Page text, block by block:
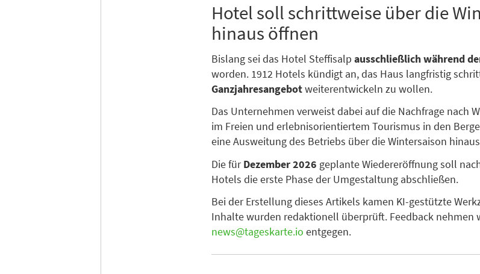
Hotel soll schrittweise über die
hinaus öffnen
Bislang sei das Hotel Steffisalp ausschließlich während
worden. 1912 Hotels kündigt an, das Haus langfristig
Ganzjahresangebotweiterentwickeln zu wollen.
Das Unternehmen verweist dabei auf die Nachfrage nach
im Freien und erlebnisorientiertem Tourismus in den
eine Ausweitung des Betriebs über die Wintersaison
Die fürDezember 2026 geplante Wiedereröffnung soll
Hotels die erste Phase der Umgestaltung abschließen.
Bei der Erstellung dieses Artikels kamen KI-gestützte
Inhalte wurden redaktionell überprüft. Feedback nehmen
news@tageskarte.io entgegen.